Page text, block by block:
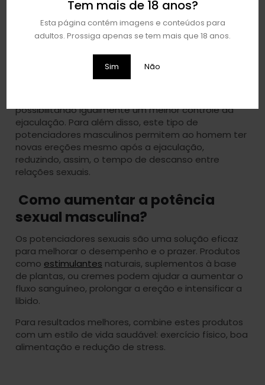
Tem mais de 18 anos?
Esta página contém imagens e conteúdos para
adultos. Prossiga apenas se tem mais que 18 anos.
Sim Não
desempenho. Desfrute das suas relações sexuais ao
máximo!
O que é um potenciador
possibilitando igualmente um melhor controle da
ejaculação. Para além disso, este tipo de
potenciadores masculinos permitem ao homem ter
novas ereções mesmo após a ejaculação,
reduzindo, assim, o tempo de descanso entre
relações sexuais.
Como aumentar a potência
sexual masculina?
Os potenciadores sexuais são uma solução eficaz
para melhorar o desempenho e o prazer. Produtos
como estimulantes naturais, suplementos à base
de plantas, ou cremes podem ajudar a aumentar o
fluxo sanguíneo, prolongar a ereção e intensificar a
libido.
Para resultados melhores, combine estes produtos
com um estilo de vida saudável: exercício físico, boa
alimentação e redução de stress.